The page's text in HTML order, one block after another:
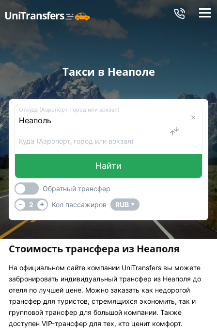
UniTransfers Меню
Такси в Неаполе
Откуда (Аэропорт, город или вокзал)
Куда (Аэропорт, город или вокзал)
Найти
Обратный трансфер
-
2 + Кол пассажиров RUB ▼
Стоимость трансфера из Неаполя
На официальном сайте компании UniTransfers вы можете
забронировать индивидуальный трансфер из Неаполя до
отеля по лучшей цене. Можно заказать как недорогой
трансфер для туристов, стремящихся экономить, так и
групповой трансфер для большой компании. Также
доступен VIP-трансфер для тех, кто ценит комфорт.